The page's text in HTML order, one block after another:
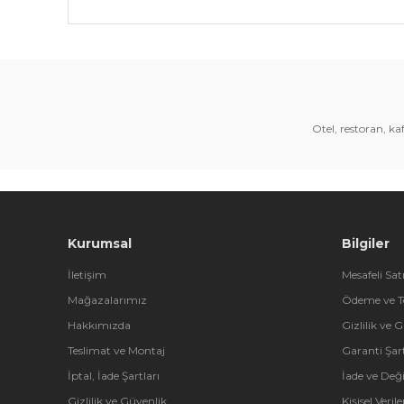
Bu ürünün fiyat bilgisi, resim, ürün
Ürün bilgilerinde hatalar bulunuyor.
Otel, restoran,
Kurumsal
İletişim
Mağazalarımız
Hakkımızda
Teslimat ve Montaj
İptal, İade Şartları
Gizlilik ve Güvenlik
Bilgiler
Mesafeli
Ödeme ve
Gizlilik ve
Garanti
İade ve
Kişisel